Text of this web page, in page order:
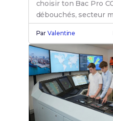
choisir ton Bac Pro
débouchés, secteur
Réussis ton
ParValentine